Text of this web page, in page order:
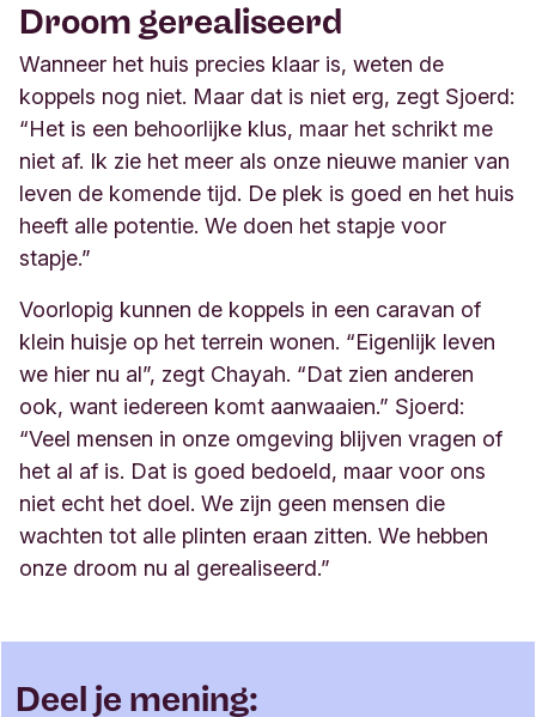
Droom gerealiseerd
Wanneer het huis precies klaar is, weten de
koppels nog niet. Maar dat is niet erg, zegt Sjoerd:
“Het is een behoorlijke klus, maar het schrikt me
niet af. Ik zie het meer als onze nieuwe manier van
leven de komende tijd. De plek is goed en het huis
heeft alle potentie. We doen het stapje voor
stapje.”
Voorlopig kunnen de koppels in een caravan of
klein huisje op het terrein wonen. “Eigenlijk leven
we hier nu al”, zegt Chayah. “Dat zien anderen
ook, want iedereen komt aanwaaien.” Sjoerd:
“Veel mensen in onze omgeving blijven vragen of
het al af is. Dat is goed bedoeld, maar voor ons
niet echt het doel. We zijn geen mensen die
wachten tot alle plinten eraan zitten. We hebben
onze droom nu al gerealiseerd.”
Deel je mening: